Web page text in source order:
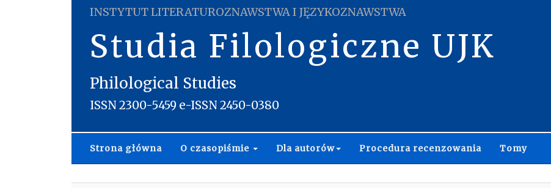
INSTYTUT LITERATUROZNAWSTWA I JĘZYKOZNAWSTWA
Studia Filologiczne UJK
Philological Studies
ISSN 2300-5459 e-ISSN 2450-0380
Strona główna O czasopiśmie Dla autorów Procedura recenzowania Tomy